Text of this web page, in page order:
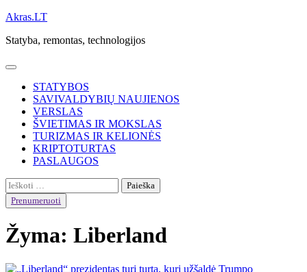
Skip
content
Akras.LT
Statyba, remontas, technologijos
STATYBOS
SAVIVALDYBIŲ NAUJIENOS
VERSLAS
ŠVIETIMAS IR MOKSLAS
TURIZMAS IR KELIONĖS
KRIPTOTURTAS
PASLAUGOS
Ieškoti:
Prenumeruoti
Žyma: Liberland